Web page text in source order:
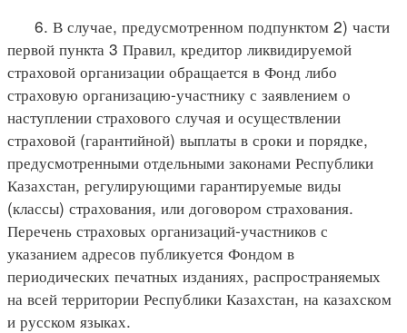
6. В случае, предусмотренном подпунктом 2) части
первой пункта 3 Правил, кредитор ликвидируемой
страховой организации обращается в Фонд либо
страховую организацию-участнику с заявлением о
наступлении страхового случая и осуществлении
страховой (гарантийной) выплаты в сроки и порядке,
предусмотренными отдельными законами Республики
Казахстан, регулирующими гарантируемые виды
(классы) страхования, или договором страхования.
Перечень страховых организаций-участников с
указанием адресов публикуется Фондом в
периодических печатных изданиях, распространяемых
на всей территории Республики Казахстан, на казахском
и русском языках.